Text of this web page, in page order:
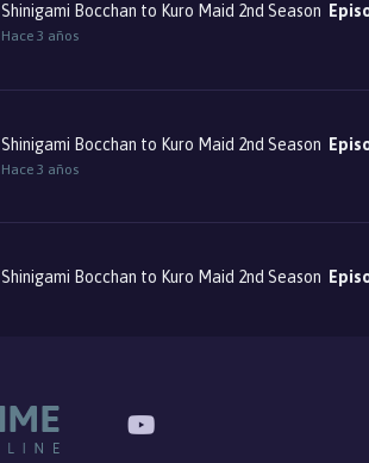
Shinigami Bocchan to Kuro Maid 2nd Season
Hace 3 años
Shinigami Bocchan to Kuro Maid 2nd Season
Hace 3 años
Shinigami Bocchan to Kuro Maid 2nd Season
Shinigami Bocchan to Kuro Maid 2nd Season
Hace 3 años